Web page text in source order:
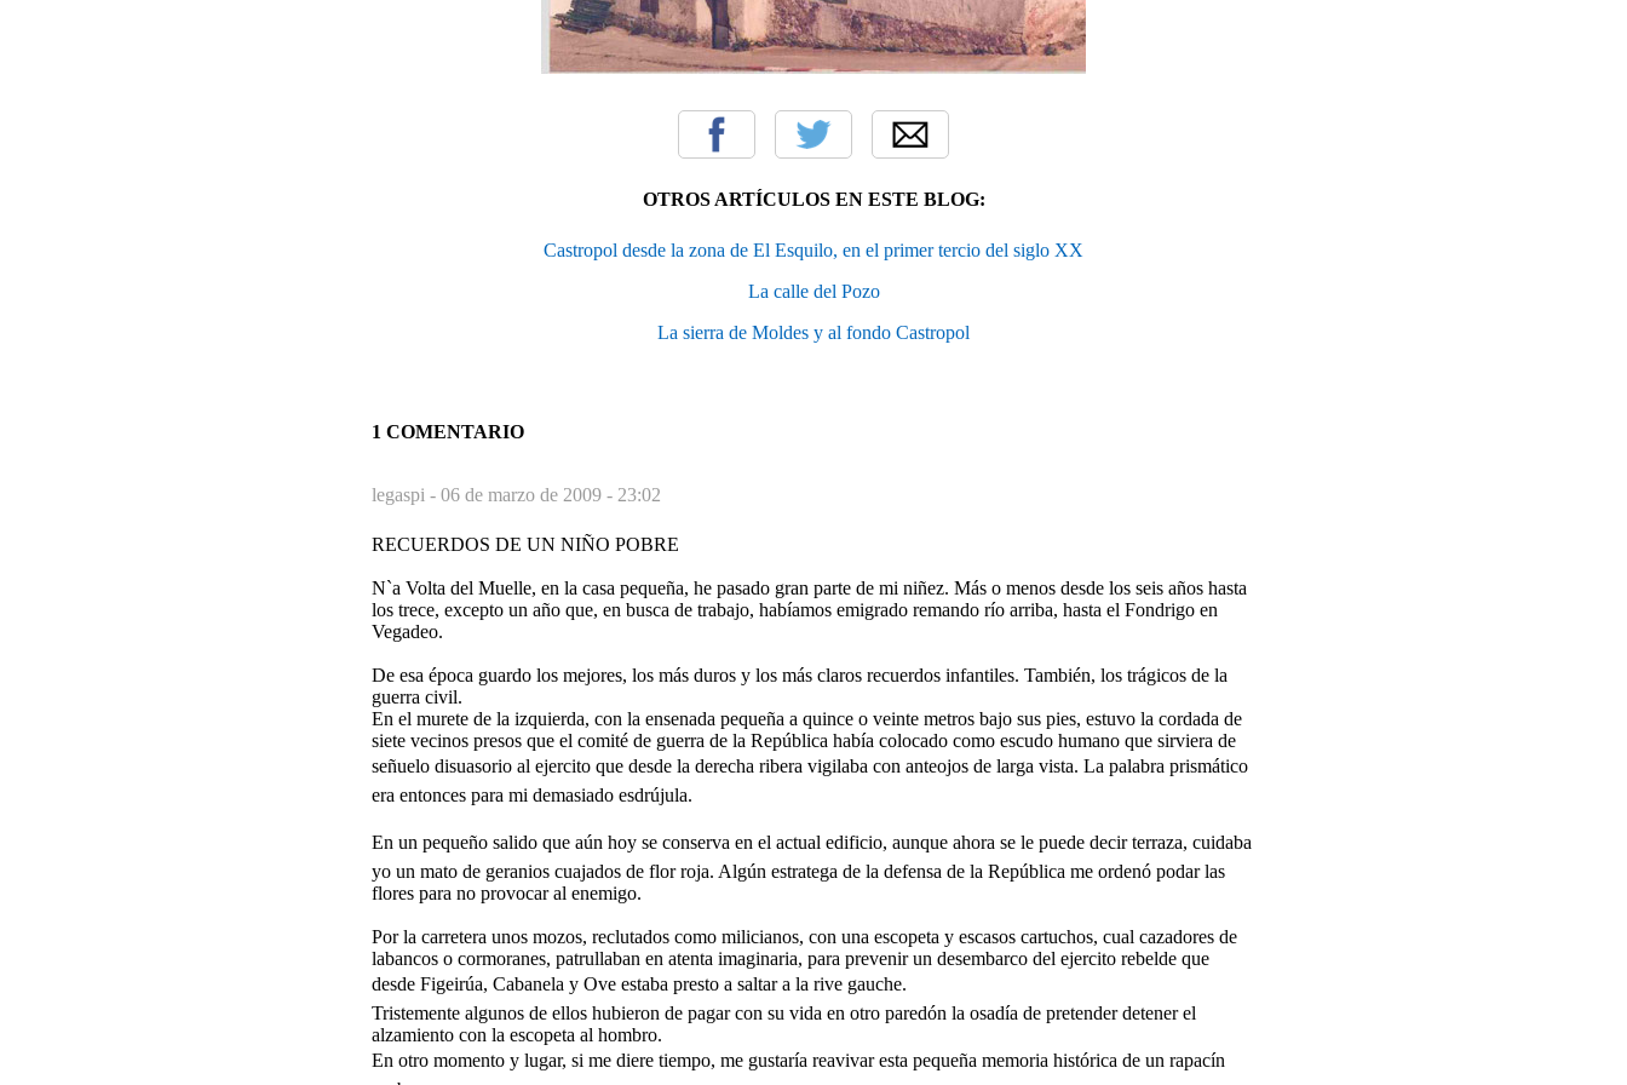
OTROS ARTÍCULOS EN ESTE BLOG:
Castropol desde la zona de El Esquilo, en el primer tercio del siglo XX
La calle del Pozo
La sierra de Moldes y al fondo Castropol
1 COMENTARIO
legaspi - 06 de marzo de 2009 - 23:02
RECUERDOS DE UN NIÑO POBRE
N`a Volta del Muelle, en la casa pequeña, he pasado gran parte de mi niñez. Más o menos desde los seis años hasta
los trece, excepto un año que, en busca de trabajo, habíamos emigrado remando río arriba, hasta el Fondrigo en
Vegadeo.
De esa época guardo los mejores, los más duros y los más claros recuerdos infantiles. También, los trágicos de la
guerra civil.
En el murete de la izquierda, con la ensenada pequeña a quince o veinte metros bajo sus pies, estuvo la cordada de
siete vecinos presos que el comité de guerra de la República había colocado como escudo humano que sirviera de
señuelo disuasorio al ejercito que desde la derecha ribera vigilaba con anteojos de larga vista. La palabra prismático
era entonces para mi demasiado esdrújula.
En un pequeño salido que aún hoy se conserva en el actual edificio, aunque ahora se le puede decir terraza, cuidaba
yo un mato de geranios cuajados de flor roja. Algún estratega de la defensa de la República me ordenó podar las
flores para no provocar al enemigo.
Por la carretera unos mozos, reclutados como milicianos, con una escopeta y escasos cartuchos, cual cazadores de
labancos o cormoranes, patrullaban en atenta imaginaria, para prevenir un desembarco del ejercito rebelde que
desde Figeirúa, Cabanela y Ove estaba presto a saltar a la rive gauche.
Tristemente algunos de ellos hubieron de pagar con su vida en otro paredón la osadía de pretender detener el
alzamiento con la escopeta al hombro.
En otro momento y lugar, si me diere tiempo, me gustaría reavivar esta pequeña memoria histórica de un rapacín